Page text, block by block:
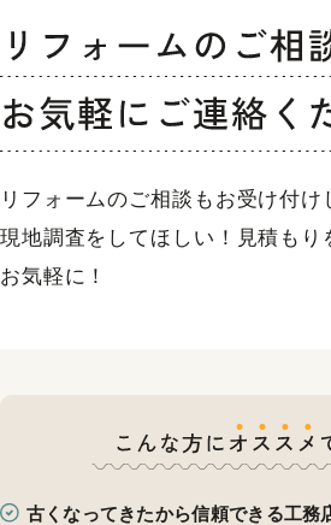
リフォームのご相談もお受け付け
現地調査をしてほしい！見積もり
お気軽に！
古くなってきたから信頼できる工務